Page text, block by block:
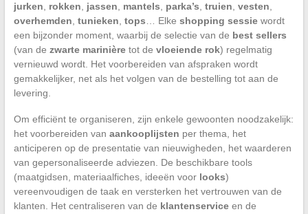
jurken
rokken jassen mantels parka’s truien vesten
overhemden tunieken tops … Elke shopping sessiewordt
een bijzonder moment, waarbij de selectie van de best sellers
(van de zwarte marinièretot de vloeiende rok) regelmatig
vernieuwd wordt. Het voorbereiden van afspraken wordt
gemakkelijker, net als het volgen van de bestelling tot aan de
levering.
Om efficiënt te organiseren, zijn enkele gewoonten noodzakelijk:
het voorbereiden van aankooplijsten per thema, het
anticiperen op de presentatie van nieuwigheden, het waarderen
van gepersonaliseerde adviezen. De beschikbare tools
(maatgidsen, materiaalfiches, ideeën voor looks)
vereenvoudigen de taak en versterken het vertrouwen van de
klanten. Het centraliseren van de klantenserviceen de